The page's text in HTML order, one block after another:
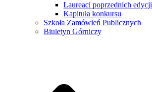
Laureaci poprzednich edycji
Kapituła konkursu
Szkoła Zamówień Publicznych
Biuletyn Górniczy